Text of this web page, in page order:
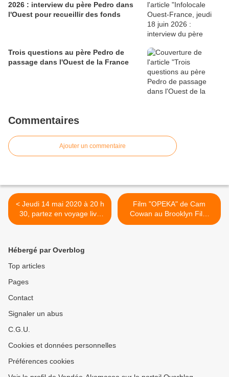
2026 : interview du père Pedro dans
l'Ouest pour recueillir des fonds
Trois questions au père Pedro de
passage dans l'Ouest de la France
Commentaires
Ajouter un commentaire
< Jeudi 14 mai 2020 à 20 h
30, partez en voyage live
de votre ordi, chez le père
Film "OPEKA" de Cam
Cowan au Brooklyn Film
Festival 2020 : visionnez le
Hébergé par Overblog
Top articles
Pages
Contact
Signaler un abus
C.G.U.
Cookies et données personnelles
Préférences cookies